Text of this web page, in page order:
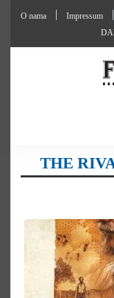
O nama Impressum
THE